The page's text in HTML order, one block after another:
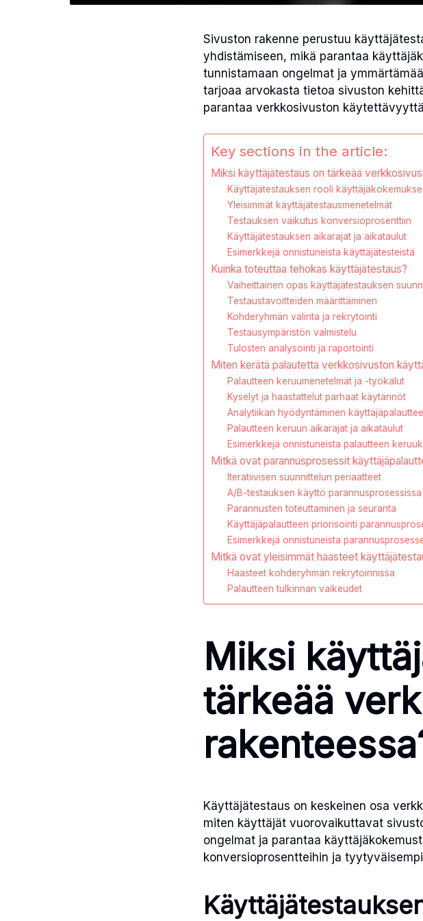
Sivuston rakenne perustuu
yhdistämiseen, mikä parantaa
tunnistamaan ongelmat ja
tarjoaa arvokasta tietoa sivuston
parantaa verkkosivuston
Key sections in the article:
Miksi käyttäjätestaus on tärkeää
Käyttäjätestauksen rooli
Yleisimmät käyttäjätestausmenetelmät
Testauksen vaikutus konversioprosenttiin
Käyttäjätestauksen aikarajat ja aikataulut
Esimerkkejä onnistuneista käyttäjätesteistä
Kuinka toteuttaa tehokas käyttäjätestaus?
Vaiheittainen opas käyttäjätestauksen
Testaustavoitteiden määrittäminen
Kohderyhmän valinta ja rekrytointi
Testausympäristön valmistelu
Tulosten analysointi ja raportointi
Miten kerätä palautetta verkkosivuston
Palautteen keruumenetelmät ja -työkalut
Kyselyt ja haastattelut parhaat käytännöt
Analytiikan hyödyntäminen
Palautteen keruun aikarajat ja aikataulut
Esimerkkejä onnistuneista palautteen
Mitkä ovat parannusprosessit
Iteratiivisen suunnittelun periaatteet
A/B-testauksen käyttö parannusprosessissa
Parannusten toteuttaminen ja seuranta
Käyttäjäpalautteen priorisointi
Esimerkkejä onnistuneista
Mitkä ovat yleisimmät haasteet
Haasteet kohderyhmän rekrytoinnissa
Palautteen tulkinnan vaikeudet
Miksi
tärkeää
Käyttäjätestaus on keskeinen osa
miten käyttäjät vuorovaikuttavat
ongelmat ja parantaa
konversioprosentteihin ja